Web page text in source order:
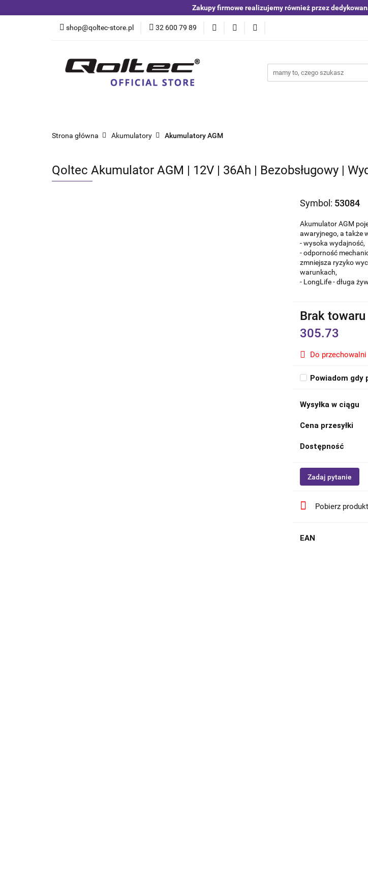
Zakupy firmowe realizujemy również przez
shop@qoltec-store.pl 32 600 79 89
Blog
Kategorie Czujniki i detektory Switche | Ethernet
Strona główna Akumulatory Akumulatory AGM
Qoltec Akumulator AGM | 12V | 36Ah | Bezobsługowy |
Symbol: 53084
Akumulator AGM
awaryjnego, a także
- wysoka wydajność,
- odporność
zmniejsza ryzyko
warunkach,
- LongLife - długa
Brak towaru
305.73
Do przechowalni
Powiadom gdy
Wysyłka w ciągu
Cena przesyłki
Dostępność
Zadaj pytanie
Pobierz
EAN